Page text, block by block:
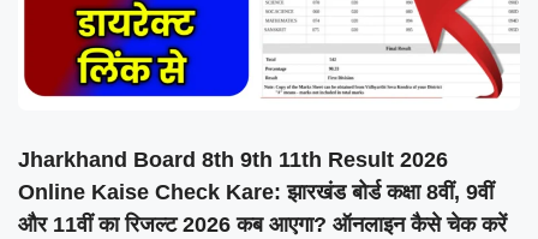
Jharkhand Board 8th 9th 11th Result 2026
Online Kaise Check Kare: झारखंड बोर्ड कक्षा 8वीं, 9वीं
और 11वीं का रिजल्ट 2026 कब आएगा? ऑनलाइन कैसे चेक करें